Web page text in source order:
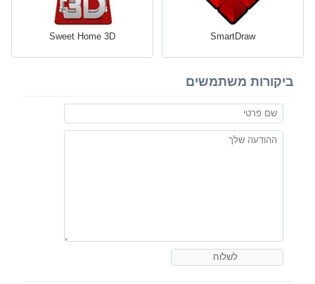
SmartDraw
Sweet Home 3D
ביקורות משתמשים